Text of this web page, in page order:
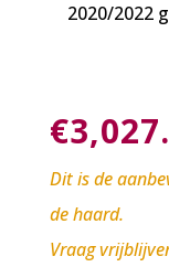
2020/2022
€
Dit is de
de haard.
Vraag